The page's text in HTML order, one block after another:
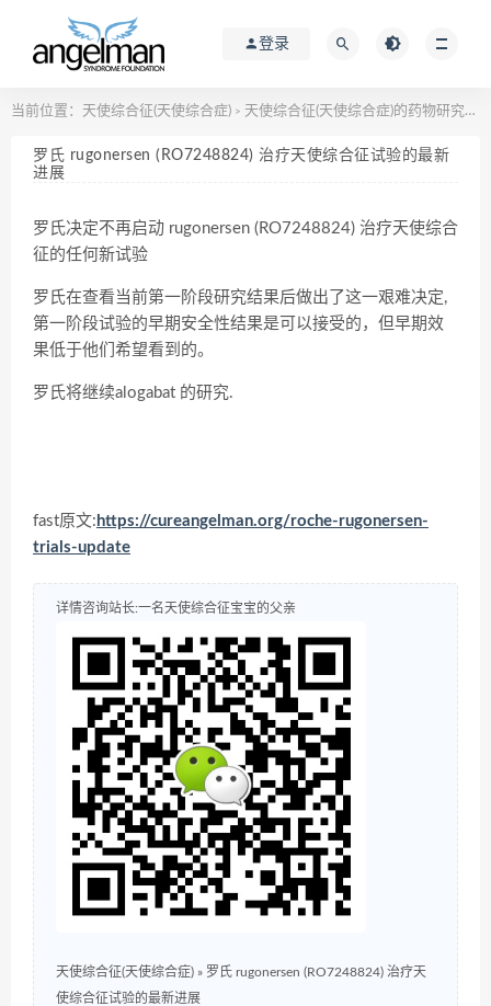
登录
当前位置： 天使综合征(天使综合症) > 天使综合征(天使综合症)的药物研究进展
罗氏 rugonersen (RO7248824) 治疗天使综合征试验的最新
进展
罗氏决定不再启动 rugonersen (RO7248824) 治疗天使综合
征的任何新试验
罗氏在查看当前第一阶段研究结果后做出了这一艰难决定,
第一阶段试验的早期安全性结果是可以接受的，但早期效
果低于他们希望看到的。
罗氏将继续alogabat 的研究.
fast原文: https://cureangelman.org/roche-rugonersen-
trials-update
详情咨询站长:一名天使综合征宝宝的父亲
天使综合征(天使综合症) » 罗氏 rugonersen (RO7248824) 治疗天
使综合征试验的最新进展